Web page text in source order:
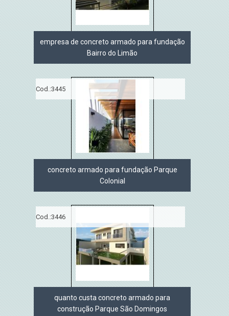
empresa de concreto armado para fundação
Bairro do Limão
Cod.:3445
concreto armado para fundação Parque
Colonial
Cod.:3446
quanto custa concreto armado para
construção Parque São Domingos